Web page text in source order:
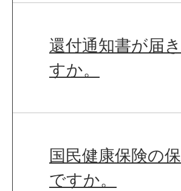
還付通知書が届
すか。
国民健康保険の
ですか。